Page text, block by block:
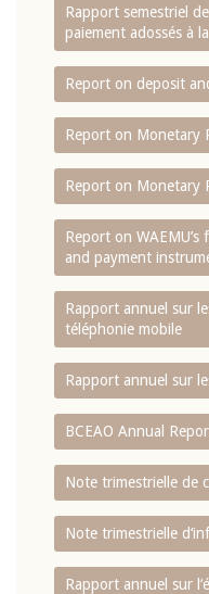
Rapport semestriel
paiement adossés à
Report on deposit
Report on Monetary
Report on Monetary
Report on
and payment
Rapport annuel sur
téléphonie mobile
Rapport annuel sur
BCEAO Annual
Note trimestrielle de
Note trimestrielle
Rapport annuel sur